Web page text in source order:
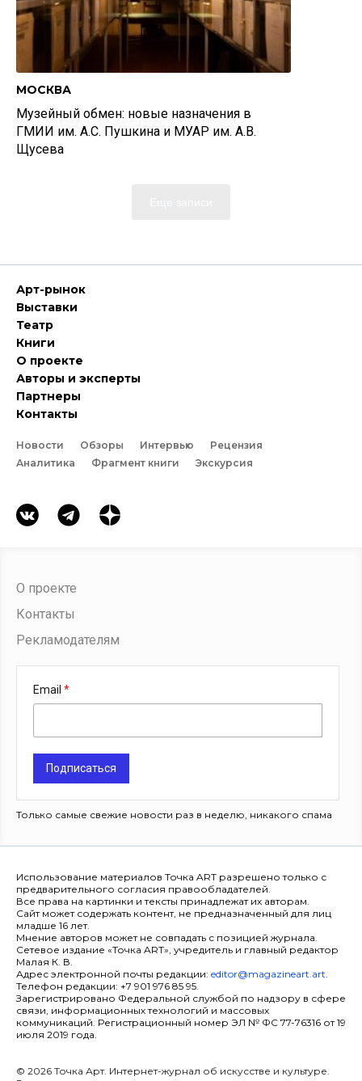
МОСКВА
Музейный обмен: новые назначения в
ГМИИ им. А.С. Пушкина и МУАР им. А.В.
Щусева
Арт-рынок
Выставки
Театр
Книги
О проекте
Авторы и эксперты
Партнеры
Контакты
Новости Обзоры Интервью
Рецензия
Аналитика
Фрагмент книги Экскурсия
О проекте
Контакты
Рекламодателям
Email
Подписаться
Только самые свежие новости раз в неделю, никакого спама
Использование материалов Точка ART разрешено только с
предварительного согласия правообладателей.
Все права на картинки и тексты принадлежат их авторам.
Сайт может содержать контент, не предназначенный для лиц
младше 16 лет.
Мнение авторов может не совпадать с позицией журнала.
Сетевое издание «Точка ART», учредитель и главный редактор
Малая К. В.
Адрес электронной почты редакции: editor@magazineart.art.
Телефон редакции: +7 901 976 85 95.
Зарегистрировано Федеральной службой по надзору в сфере
связи, информационных технологий и массовых
коммуникаций. Регистрационный номер ЭЛ № ФС 77-76316 от 19
июля 2019 года.
© 2026 Точка Арт. Интернет-журнал об искусстве и культуре.